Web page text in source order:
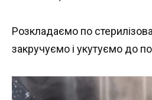
Розкладаємо по
закручуємо і укутуємо до